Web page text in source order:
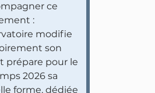
ce
:
modifie
son
prépare pour le
2026 sa
forme, dédiée